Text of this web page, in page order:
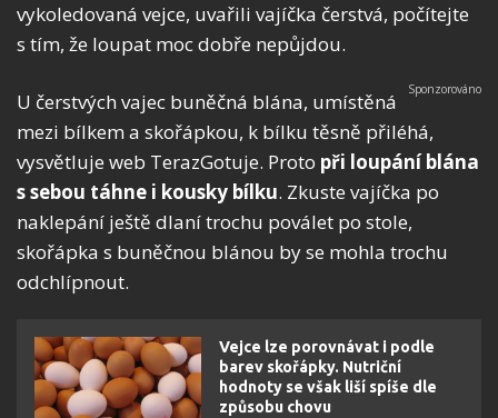
vykoledovaná vejce, uvařili vajíčka čerstvá, počítejte
s tím, že loupat moc dobře nepůjdou.
U čerstvých vajec buněčná blána, umístěná
mezi bílkem a skořápkou, k bílku těsně přiléhá,
vysvětluje web TerazGotuje. Proto při loupání blána
s sebou táhne i kousky bílku. Zkuste vajíčka po
naklepání ještě dlaní trochu poválet po stole,
skořápka s buněčnou blánou by se mohla trochu
odchlípnout.
Vejce lze porovnávat i podle
barev skořápky. Nutriční
hodnoty se však liší spíše dle
způsobu chovu